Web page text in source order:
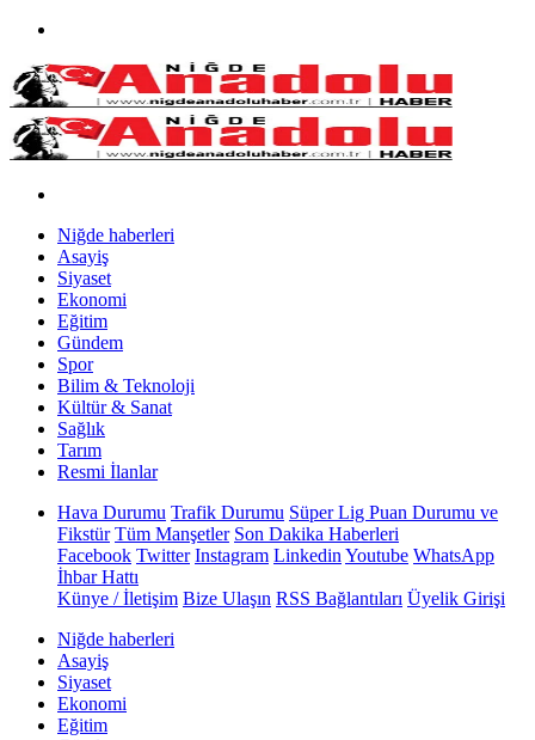
Niğde haberleri
Asayiş
Siyaset
Ekonomi
Eğitim
Gündem
Spor
Bilim & Teknoloji
Kültür & Sanat
Sağlık
Tarım
Resmi İlanlar
Hava Durumu Trafik Durumu Süper Lig Puan Durumu ve
Fikstür Tüm Manşetler Son Dakika Haberleri
Facebook Twitter Instagram Linkedin Youtube WhatsApp
İhbar Hattı
Künye / İletişim Bize Ulaşın RSS Bağlantıları Üyelik Girişi
Niğde haberleri
Asayiş
Siyaset
Ekonomi
Eğitim